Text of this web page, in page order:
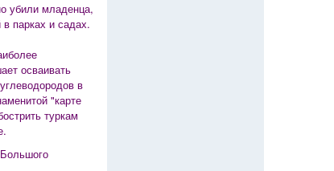
убили младенца,
парках и садах.
осваивать
в
"карте
туркам